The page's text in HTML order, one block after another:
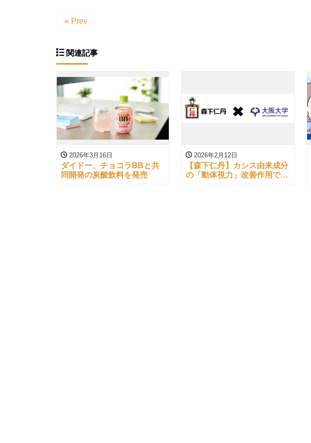
« Prev
関連記事
2026年3月16日
ダイドー、チョコラBBと共
同開発の炭酸飲料を発売
2026年2月12日
【森下仁丹】カシス由来成分
の「動体視力」改善作用で特